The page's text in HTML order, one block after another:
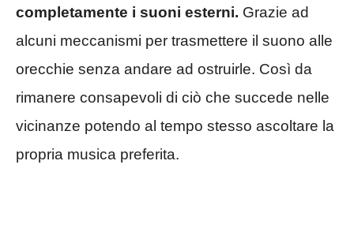
completamente i suoni esterni. Grazie ad
alcuni meccanismi per trasmettere il suono alle
orecchie senza andare ad ostruirle. Così da
rimanere consapevoli di ciò che succede nelle
vicinanze potendo al tempo stesso ascoltare la
propria musica preferita.